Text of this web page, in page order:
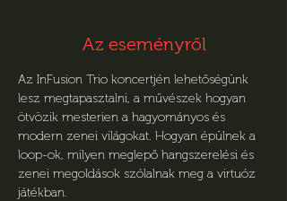
Az eseményről
Az InFusion Trio koncertjén lehetőségünk
lesz megtapasztalni, a művészek hogyan
ötvözik mesterien a hagyományos és
modern zenei világokat. Hogyan épülnek a
loop-ok, milyen meglepő hangszerelési és
zenei megoldások szólalnak meg a virtuóz
játékban.